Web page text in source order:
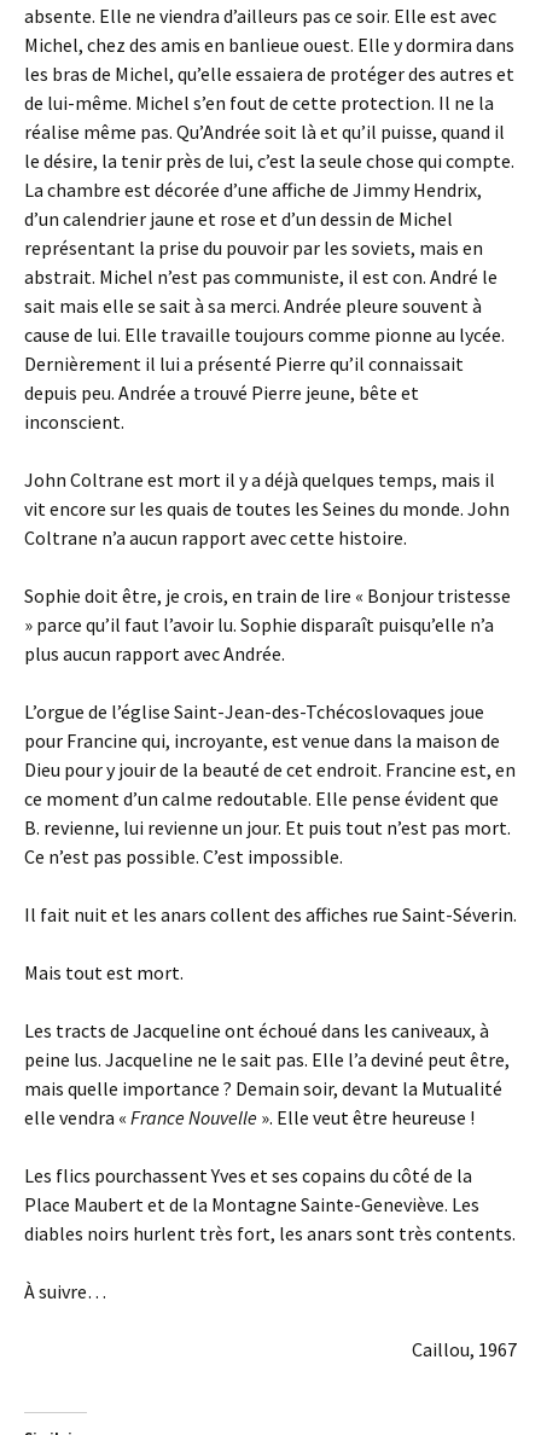
absente. Elle ne viendra d’ailleurs pas ce soir. Elle est avec
Michel, chez des amis en banlieue ouest. Elle y dormira dans
les bras de Michel, qu’elle essaiera de protéger des autres et
de lui-même. Michel s’en fout de cette protection. Il ne la
réalise même pas. Qu’Andrée soit là et qu’il puisse, quand il
le désire, la tenir près de lui, c’est la seule chose qui compte.
La chambre est décorée d’une affiche de Jimmy Hendrix,
d’un calendrier jaune et rose et d’un dessin de Michel
représentant la prise du pouvoir par les soviets, mais en
abstrait. Michel n’est pas communiste, il est con. André le
sait mais elle se sait à sa merci. Andrée pleure souvent à
cause de lui. Elle travaille toujours comme pionne au lycée.
Dernièrement il lui a présenté Pierre qu’il connaissait
depuis peu. Andrée a trouvé Pierre jeune, bête et
inconscient.
John Coltrane est mort il y a déjà quelques temps, mais il
vit encore sur les quais de toutes les Seines du monde. John
Coltrane n’a aucun rapport avec cette histoire.
Sophie doit être, je crois, en train de lire « Bonjour tristesse
» parce qu’il faut l’avoir lu. Sophie disparaît puisqu’elle n’a
plus aucun rapport avec Andrée.
L’orgue de l’église Saint-Jean-des-Tchécoslovaques joue
pour Francine qui, incroyante, est venue dans la maison de
Dieu pour y jouir de la beauté de cet endroit. Francine est, en
ce moment d’un calme redoutable. Elle pense évident que
B. revienne, lui revienne un jour. Et puis tout n’est pas mort.
Ce n’est pas possible. C’est impossible.
Il fait nuit et les anars collent des affiches rue Saint-Séverin.
Mais tout est mort.
Les tracts de Jacqueline ont échoué dans les caniveaux, à
peine lus. Jacqueline ne le sait pas. Elle l’a deviné peut être,
mais quelle importance ? Demain soir, devant la Mutualité
elle vendra « France Nouvelle ». Elle veut être heureuse !
Les flics pourchassent Yves et ses copains du côté de la
Place Maubert et de la Montagne Sainte-Geneviève. Les
diables noirs hurlent très fort, les anars sont très contents.
À suivre…
Caillou, 1967